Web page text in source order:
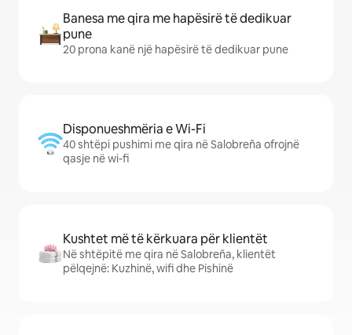
Banesa me qira me hapësirë të dedikuar
pune
20 prona kanë një hapësirë të dedikuar pune
Disponueshmëria e Wi-Fi
40 shtëpi pushimi me qira në Salobreña ofrojnë
qasje në wi-fi
Kushtet më të kërkuara për klientët
Në shtëpitë me qira në Salobreña, klientët
pëlqejnë: Kuzhinë, wifi dhe Pishinë